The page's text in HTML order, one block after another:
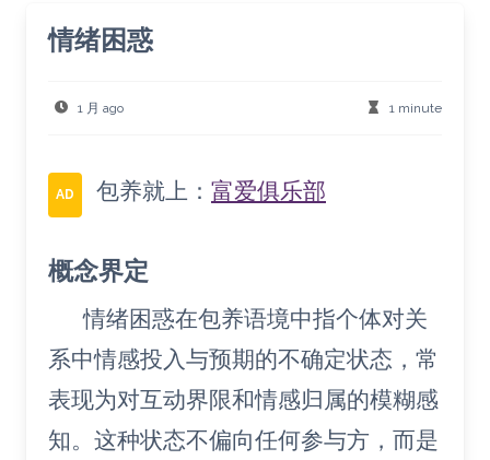
情绪困惑
1 月 ago 1 minute
AD 包养就上： 富爱俱乐部
概念界定
情绪困惑在包养语境中指个体对关
系中情感投入与预期的不确定状态，常
表现为对互动界限和情感归属的模糊感
知。这种状态不偏向任何参与方，而是